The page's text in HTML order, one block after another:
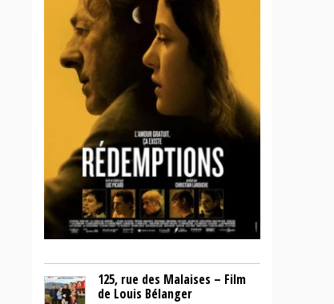
125, rue des Malaises – Film
de Louis Bélanger